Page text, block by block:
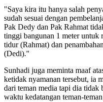
"Saya kira itu hanya salah
sudah sesuai dengan
Pak Dedy dan Pak Rahmat
tinggi bangunan 1 meter untuk
tidur (Rahmat) dan
(Dedi)."
Sunhadi juga meminta maaf
ketidak nyamanan tersebut, ia
dari teman media tapi dia tidak
waktu kedatangan teman-